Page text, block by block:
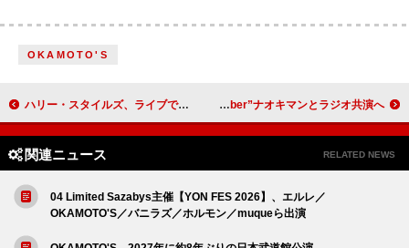
OKAMOTO'S
ハリー・スタイルズ、ライブでパレスチナの人々への支持を示す 鎮西寿々歌（FRUITS ZIPPER）念願の対談が実現、“都市伝説系YouTuber”ナオキマンとラジオ共演へ
関連ニュース RELATED NEWS
04 Limited Sazabys主催【YON FES 2026】、エルレ／
OKAMOTO'S／バニラズ／ホルモン／muqueら出演